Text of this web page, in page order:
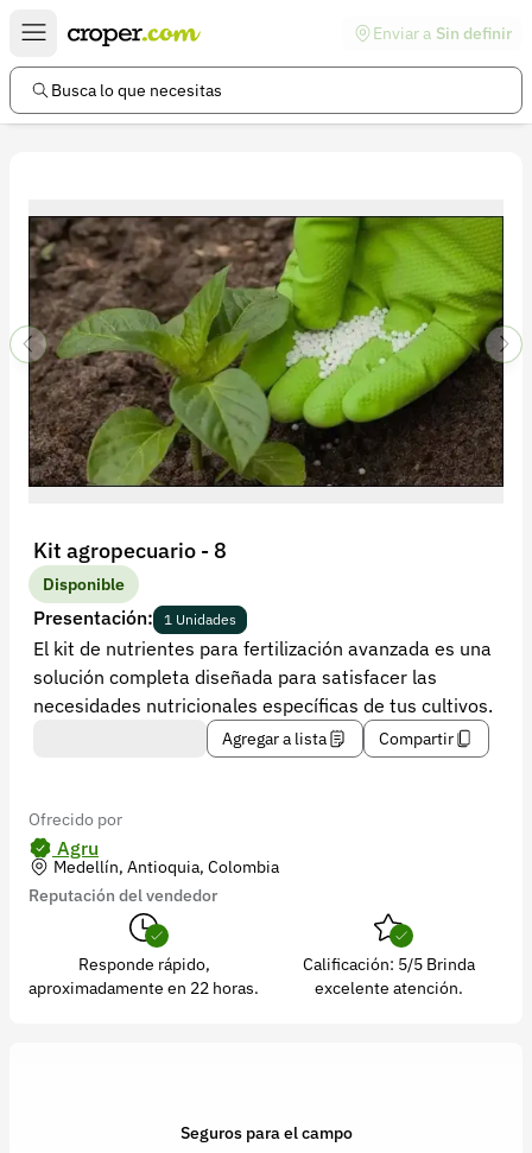
Enviar a Sin definir
Busca lo que necesitas
Kit agropecuario - 8
Disponible
Presentación: 1 Unidades
El kit de nutrientes para fertilización avanzada es una
solución completa diseñada para satisfacer las
necesidades nutricionales específicas de tus cultivos.
Agregar a lista Compartir
Ofrecido por
Agru
Medellín, Antioquia, Colombia
Reputación del vendedor
Responde rápido,
aproximadamente en 22 horas.
Calificación: 5/5 Brinda
excelente atención.
Seguros para el campo
Enlaces de interés
Preguntas frecuentes
Información legal
Términos y condiciones
Política de devoluciones
Política de privacidad
Cuenta
Iniciar sesión
Recuperar contraseña
Contacto
Soporte
+57 323 2931928
Versión 5.45.0
Síguenos